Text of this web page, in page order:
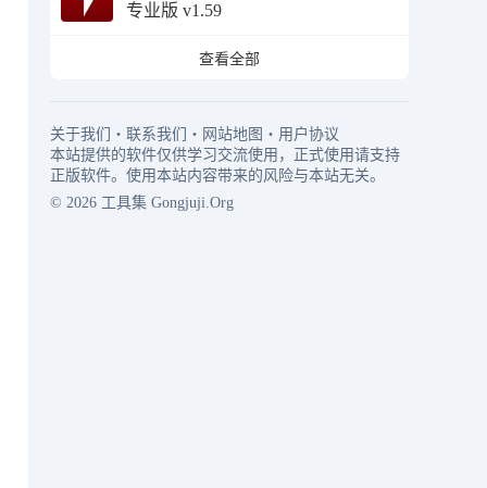
专业版 v1.59
查看全部
关于我们 ・ 联系我们 ・ 网站地图 ・ 用户协议
本站提供的软件仅供学习交流使用，正式使用请支持
正版软件。使用本站内容带来的风险与本站无关。
© 2026 工具集 Gongjuji.Org